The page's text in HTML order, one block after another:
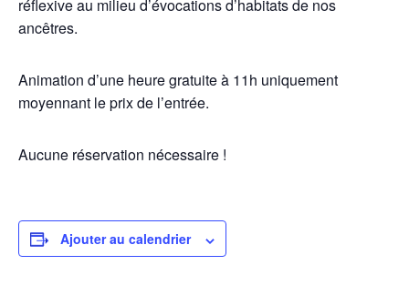
réflexive au milieu d’évocations d’habitats de nos
ancêtres.
Animation d’une heure gratuite à 11h uniquement
moyennant le prix de l’entrée.
Aucune réservation nécessaire !
Ajouter au calendrier